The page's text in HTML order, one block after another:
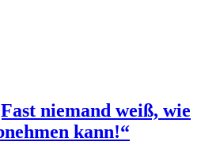
niemand weiß, wie
kann!“